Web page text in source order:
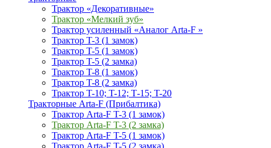
Трактор «Декоративные»
Трактор «Мелкий зуб»
Трактор усиленный «Аналог Arta-F »
Трактор T-3 (1 замок)
Трактор T-5 (1 замок)
Трактор T-5 (2 замка)
Трактор T-8 (1 замок)
Трактор T-8 (2 замка)
Трактор T-10; T-12; Т-15; T-20
Тракторные Arta-F (Прибалтика)
Трактор Arta-F T-3 (1 замок)
Трактор Arta-F T-3 (2 замка)
Трактор Arta-F T-5 (1 замок)
Трактор Arta-F T-5 (2 замка)